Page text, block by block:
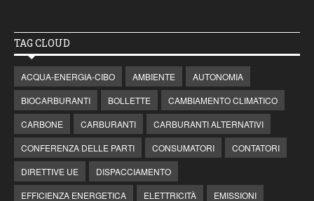
TAG CLOUD
ACQUA-ENERGIA-CIBO AMBIENTE
AUTONOMIA
BIOCARBURANTI
BOLLETTE
CAMBIAMENTO CLIMATICO
CARBONE
CARBURANTI
CARBURANTI ALTERNATIVI
CONFERENZA DELLE PARTI
CONSUMATORI
CONTATORI
DIRETTIVE UE
DISPACCIAMENTO
EFFICIENZA ENERGETICA
ELETTRICITÀ EMISSIONI